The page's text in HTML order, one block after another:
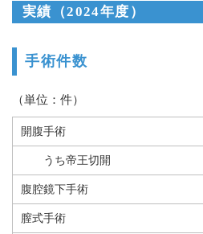
実績（2024年度）
手術件数
（単位：件）
開腹手術
うち帝王切開
腹腔鏡下手術
膣式手術